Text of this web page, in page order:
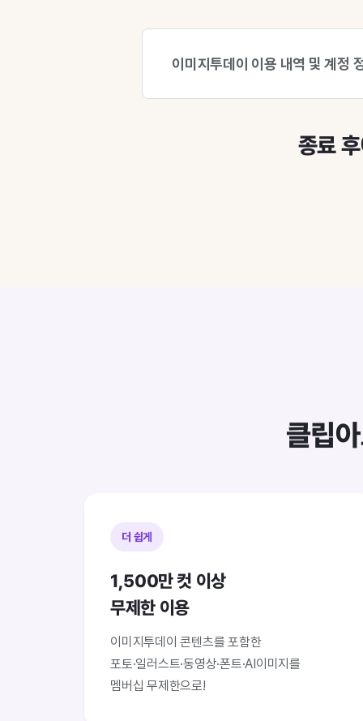
이미지투데이 이용 내역 및 계정
종료
클립
더 쉽게
1,500만 컷 이상
무제한 이용
이미지투데이 콘텐츠를 포함한
포토·일러스트·동영상·폰트·AI이미지를
멤버십 무제한으로!